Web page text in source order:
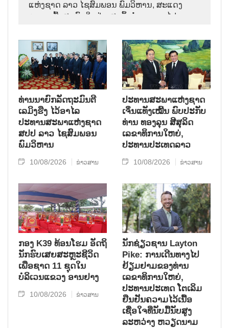
ແຫ່ງຊາດ ລາວ ໄຊສົມພອນ ພົມວິຫານ, ສະແດງ
ຄວາມເສົ້າສະຫຼົດໃຈຢ່າງສຸດຊຶ້ງຕໍ່ການຈາກໄປຂອງ
ສະພາແຫ່ງຊາດ ແລະ ປະຊາຊົນ ລາວ ບັນດາເຜົ່າ.
ທ່ານນາຍົກລັດຖະມົນຕີ
ເລມິງຮືງ ໄວ້ອາໄລ
ປະທານສະພາແຫ່ງຊາດ
ສປປ ລາວ ໄຊສົມພອນ
ພົມວິຫານ
10/08/2026 ຂ່າວສານ
ປະທານສະພາແຫ່ງຊາດ
ເຈິ່ນແທັງເໝີ້ນ ພົບປະກັບ
ທ່ານ ທອງລຸນ ສີສຸລິດ
ເລຂາທິການໃຫຍ່,
ປະທານປະເທດລາວ
10/08/2026 ຂ່າວສານ
ກອງ K39 ທ້ອນໂຮມ ອັດຖິ
ນັກຮົບເສຍສະຫຼະຊີວິດ
ເພື່ອຊາດ 11 ຊຸດໃນ
ບໍລິເວນແຂວງ ອານຢາງ
10/08/2026 ຂ່າວສານ
ນັກຊ່ຽວຊານ Layton
Pike: ການເດີນທາງໄປ
ຢ້ຽມຢາມຂອງທ່ານ
ເລຂາທິການໃຫຍ່,
ປະທານປະເທດ ໂຕເລິມ
ຢືນຢັນຄວາມໄວ້ເນື້ອ
ເຊື່ອໃຈທີ່ນັບມື້ນັບສູງ
ລະຫວ່າງ ຫວຽດນາມ